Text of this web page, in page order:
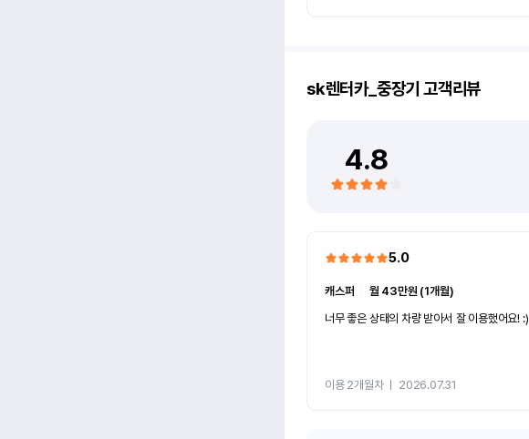
sk렌터카_중장기 고객리뷰
4.8
5.0
캐스퍼
월 43만원 (1개월)
너무 좋은 상태의 차량 받아서 잘 이용했어요! :)
이용 2개월차ㅣ 2026.07.31